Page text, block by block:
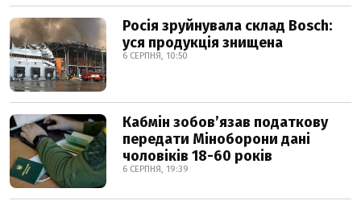
Росія зруйнувала склад Bosch:
уся продукція знищена
6 СЕРПНЯ, 10:50
Кабмін зобовʼязав податкову
передати Міноборони дані
чоловіків 18-60 років
6 СЕРПНЯ, 19:39